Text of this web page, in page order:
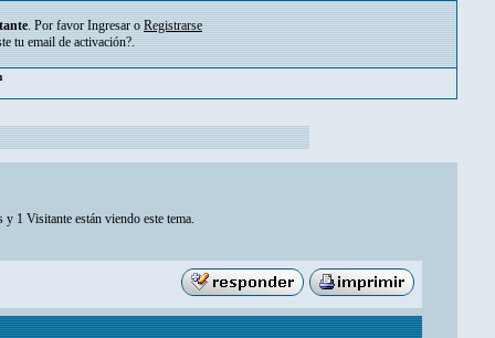
. Por favor Ingresar o Registrarse
tu email de activación?.
y 1 Visitante están viendo este tema.